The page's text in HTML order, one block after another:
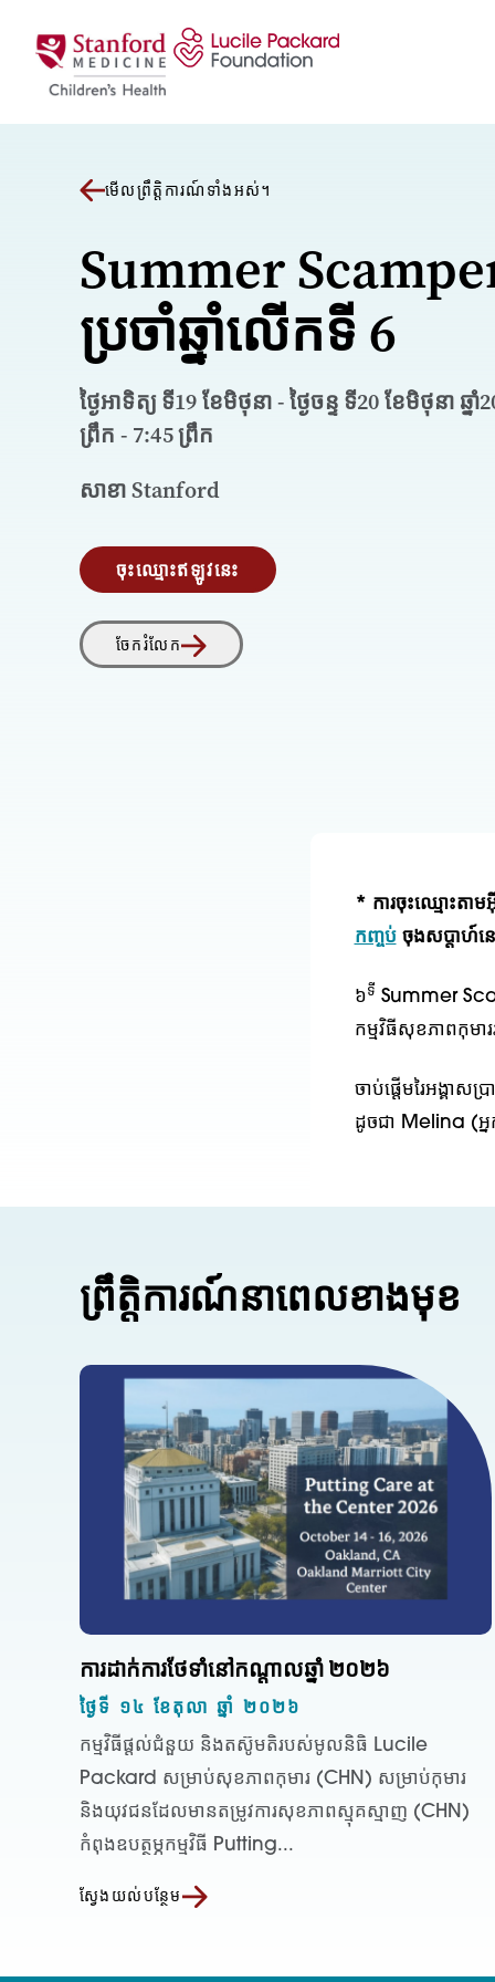
មើលព្រឹត្តិការណ៍ទាំងអស់។
Summer
ប្រចាំឆ្នាំលើកទី 6
ថ្ងៃអាទិត្យ ទី19 ខែមិថុនា - ថ្ងៃចន្ទ ទី20 ខែមិថុនា ឆ្នាំ
ព្រឹក - 7:45 ព្រឹក
សាខា Stanford
ចុះឈ្មោះឥឡូវនេះ
ចែករំលែក
* ការចុះឈ្មោះតា
កញ្ចប់ចុងសប្តាហ៍ន
៦ទី Summer
កម្មវិធីសុខភាពកុម
ចាប់ផ្តើមរៃអង្គា
ដូចជា Melina (អ្
ព្រឹត្តិការណ៍នាពេលខាងមុខ
ការដាក់ការថែទាំនៅកណ្តាលឆ្នាំ ២០២៦
ថ្ងៃទី ១៤ ខែតុលា ឆ្នាំ ២០២៦
កម្មវិធីផ្តល់ជំនួយ និងតស៊ូមតិរបស់មូលនិធិ Lucile
Packard សម្រាប់សុខភាពកុមារ (CHN) សម្រាប់កុមារ
និងយុវជនដែលមានតម្រូវការសុខភាពស្មុគស្មាញ (CHN)
កំពុងឧបត្ថម្ភកម្មវិធី Putting...
ស្វែងយល់បន្ថែម